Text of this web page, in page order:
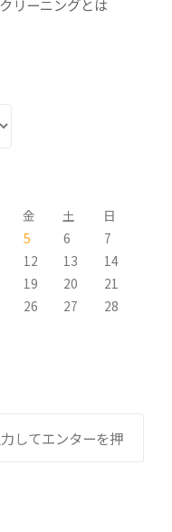
リーニングとは
金 土
日
5 6
7
12 13
14
19 20
21
26 27
28